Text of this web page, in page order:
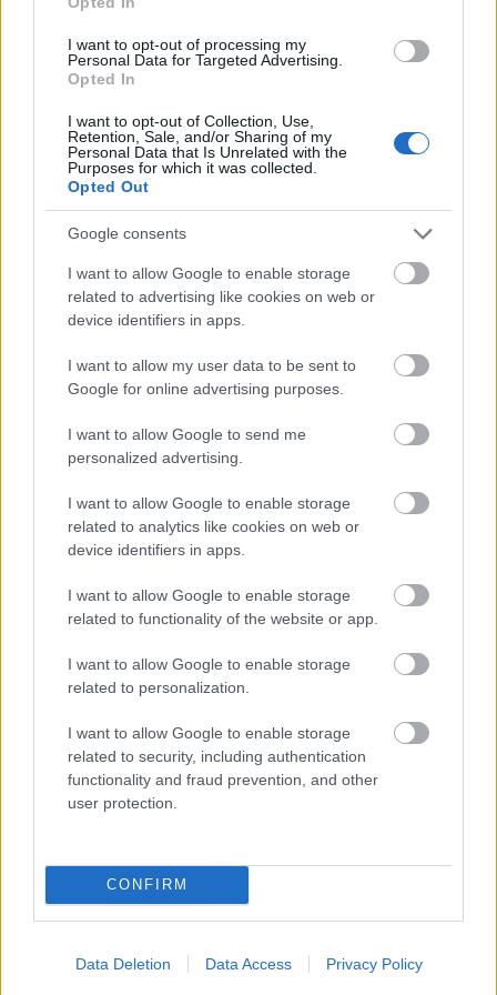
I want to opt-out of processing my
Personal Data for Targeted Advertising.
Opted In
I want to opt-out of Collection, Use,
Retention, Sale, and/or Sharing of my
Personal Data that Is Unrelated with the
Purposes for which it was collected.
Opted Out
Google consents
I want to allow Google to enable storage
related to advertising like cookies on web or
device identifiers in apps.
I want to allow my user data to be sent to
Google for online advertising purposes.
I want to allow Google to send me
personalized advertising.
I want to allow Google to enable storage
related to analytics like cookies on web or
device identifiers in apps.
I want to allow Google to enable storage
related to functionality of the website or app.
I want to allow Google to enable storage
related to personalization.
I want to allow Google to enable storage
related to security, including authentication
functionality and fraud prevention, and other
user protection.
CONFIRM
Data Deletion Data Access Privacy Policy
När, var och hur
: 16 Juni kl 13.00 – 17.00
: Gärdet
Utegym,
Anmälan: https://www.facebook.com/events/23
7439340169566/(klicka bara i att du kommer!)
Kostnad: Gratis
Om man inte har rullskidor kommer man
kunna låna/testa rullskidor (begränsad antal!),
Mer hittar ni Facebook eventet.
Prenumerera på vårt nyhetsbrev
Prenumerera
MEST LÄSTA
back
siktar
på
gick
Lyseb
Opp –
istor
och
startti
Lyseb
er
inför
askad